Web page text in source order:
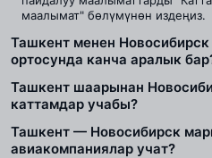
маалымат" бөлүмүнөн издеңиз.
Ташкент менен
ортосунда канча аралык
Ташкент шаарынан
каттамдар учабы?
Ташкент — Новосибирск
авиакомпаниялар учат?